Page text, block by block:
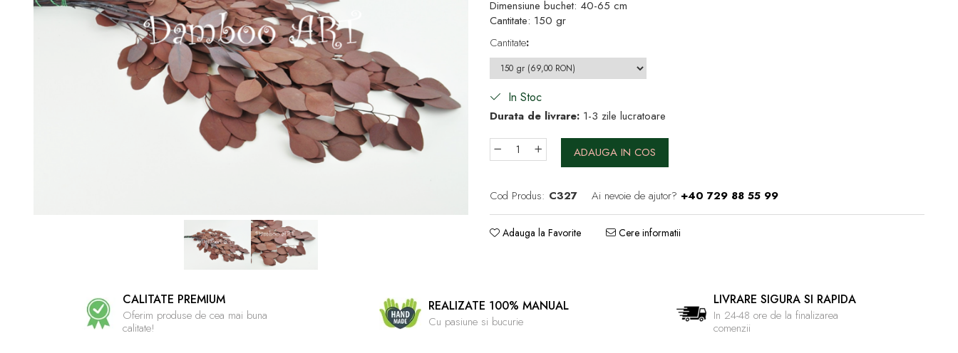
Dimensiune buchet: 40-65 cm
Cantitate: 150 gr
Cantitate:
In Stoc
Durata de livrare: 1-3 zile lucratoare
ADAUGA IN COS
Cod Produs: C327 Ai nevoie de ajutor? +40 729 88 55 99
Adauga la Favorite Cere informatii
CALITATE PREMIUM
Oferim produse de cea mai buna
calitate!
REALIZATE 100% MANUAL
Cu pasiune si bucurie
LIVRARE SIGURA SI RAPIDA
In 24-48 ore de la finalizarea
comenzii